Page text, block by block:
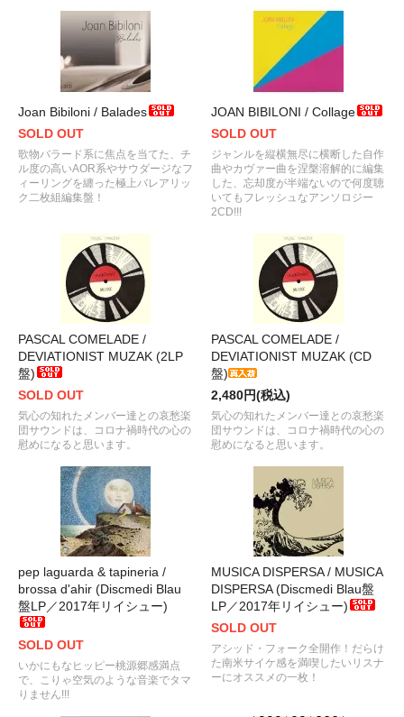
Joan Bibiloni / Balades
SOLD OUT
歌物バラード系に焦点を当てた、チ
ル度の高いAOR系やサウダージなフ
ィーリングを纏った極上バレアリッ
ク二枚組編集盤！
JOAN BIBILONI / Collage
SOLD OUT
ジャンルを縦横無尽に横断した自作
曲やカヴァー曲を涅槃溶解的に編集
した、忘却度が半端ないので何度聴
いてもフレッシュなアンソロジー
2CD!!!
PASCAL COMELADE /
DEVIATIONIST MUZAK (2LP
盤)
SOLD OUT
気心の知れたメンバー達との哀愁楽
団サウンドは、コロナ禍時代の心の
慰めになると思います。
PASCAL COMELADE /
DEVIATIONIST MUZAK (CD
盤)
2,480円(税込)
気心の知れたメンバー達との哀愁楽
団サウンドは、コロナ禍時代の心の
慰めになると思います。
pep laguarda & tapineria /
brossa d'ahir (Discmedi Blau
盤LP／2017年リイシュー)
SOLD OUT
いかにもなヒッピー桃源郷感満点
で、こりゃ空気のような音楽でタマ
りません!!!
MUSICA DISPERSA / MUSICA
DISPERSA (Discmedi Blau盤
LP／2017年リイシュー)
SOLD OUT
アシッド・フォーク全開作！だらけ
た南米サイケ感を満喫したいリスナ
ーにオススメの一枚！